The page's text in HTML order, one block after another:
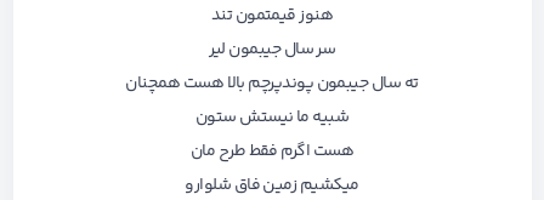
هنوز قیمتمون تند
سر سال جیبمون لیر
ته سال جیبمون پوندپرچم بالا هست همچنان
شبیه ما نیستش ستون
هست اگرم فقط طرح مان
میکشیم زمین فاق شلوارو